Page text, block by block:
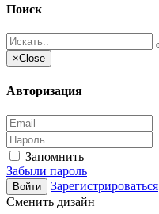
Поиск
×Close
Авторизация
Запомнить
Забыли пароль
Войти
Зарегистрироваться
Сменить дизайн